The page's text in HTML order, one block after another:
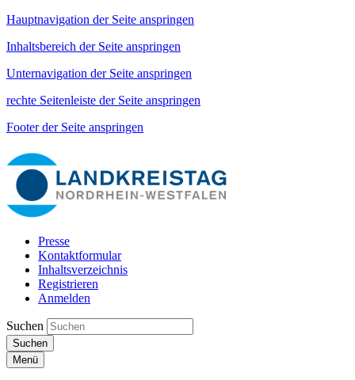
Hauptnavigation der Seite anspringen
Inhaltsbereich der Seite anspringen
Unternavigation der Seite anspringen
rechte Seitenleiste der Seite anspringen
Footer der Seite anspringen
Presse
Kontaktformular
Inhaltsverzeichnis
Registrieren
Anmelden
Suchen
Suchen
Menü